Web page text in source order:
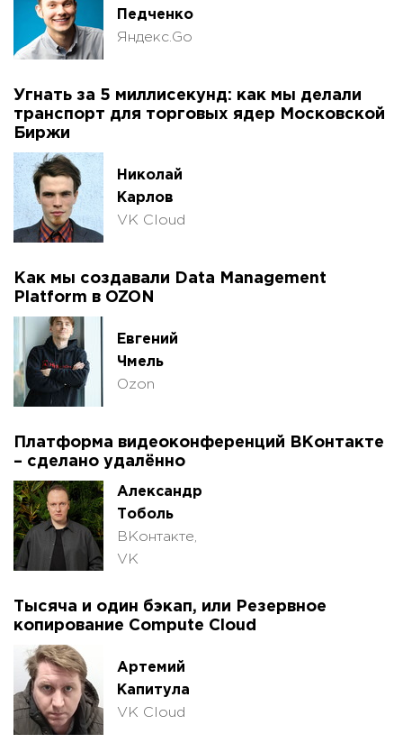
Педченко
Яндекс.Go
Угнать за 5 миллисекунд: как мы делали
транспорт для торговых ядер Московской
Биржи
Николай
Карлов
VK Cloud
Как мы создавали Data Management
Platform в OZON
Евгений
Чмель
Ozon
Платформа видеоконференций ВКонтакте
– сделано удалённо
Александр
Тоболь
ВКонтакте,
VK
Тысяча и один бэкап, или Резервное
копирование Compute Cloud
Артемий
Капитула
VK Cloud